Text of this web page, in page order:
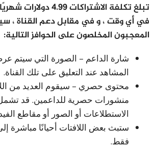
تبلغ تكلفة الاشتراكات
في أي وقت ، و في مقابل دعم القناة ،
المعجبون المخلصون على الحوافز التالية:
شارة الداعم – الصورة التي سيتم
المشاهد عند التعليق على تلك القناة.
محتوى حصري – سيقوم العديد من
منشورات حصرية للداعمين. قد
الاستطلاعات أو الصور أو مقاطع
ستبث بعض اللافتات أحيانًا مباشرة
فقط.